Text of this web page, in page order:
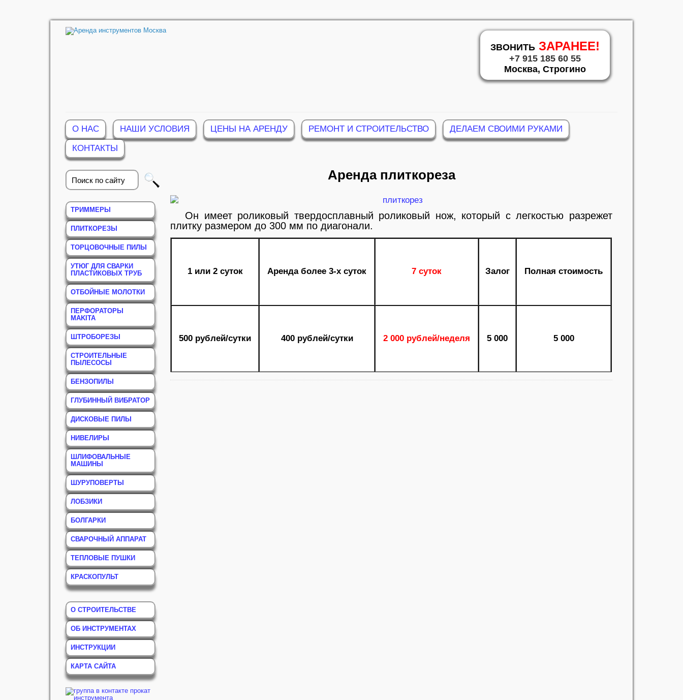
ЗВОНИТЬ ЗАРАНЕЕ!
+7 915 185 60 55
Москва, Строгино
О НАС НАШИ УСЛОВИЯ ЦЕНЫ НА АРЕНДУ РЕМОНТ И СТРОИТЕЛЬСТВО
ДЕЛАЕМ СВОИМИ РУКАМИ
КОНТАКТЫ
Аренда плиткореза
Он имеет роликовый твердосплавный роликовый нож, который с легкостью разрежет
плитку размером до 300 мм по диагонали.
1 или 2 суток Аренда более 3-х суток 7 суток Залог Полная стоимость
500 рублей/сутки 400 рублей/сутки 2 000 рублей/неделя 5 000 5 000
ТРИММЕРЫ
ПЛИТКОРЕЗЫ
ТОРЦОВОЧНЫЕ ПИЛЫ
УТЮГ ДЛЯ СВАРКИ
ПЛАСТИКОВЫХ ТРУБ
ОТБОЙНЫЕ МОЛОТКИ
ПЕРФОРАТОРЫ
MAKITA
ШТРОБОРЕЗЫ
СТРОИТЕЛЬНЫЕ
ПЫЛЕСОСЫ
БЕНЗОПИЛЫ
ГЛУБИННЫЙ ВИБРАТОР
ДИСКОВЫЕ ПИЛЫ
НИВЕЛИРЫ
ШЛИФОВАЛЬНЫЕ
МАШИНЫ
ШУРУПОВЕРТЫ
ЛОБЗИКИ
БОЛГАРКИ
СВАРОЧНЫЙ АППАРАТ
ТЕПЛОВЫЕ ПУШКИ
КРАСКОПУЛЬТ
О СТРОИТЕЛЬСТВЕ
ОБ ИНСТРУМЕНТАХ
ИНСТРУКЦИИ
КАРТА САЙТА